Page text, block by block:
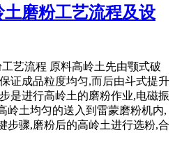
土磨粉工艺流程及设
艺流程 原料高岭土先由颚式破
证成品粒度均匀,而后由斗式提升
是进行高岭土的磨粉作业,电磁振
岭土均匀的送入到雷蒙磨粉机内,
步骤,磨粉后的高岭土进行选粉,合